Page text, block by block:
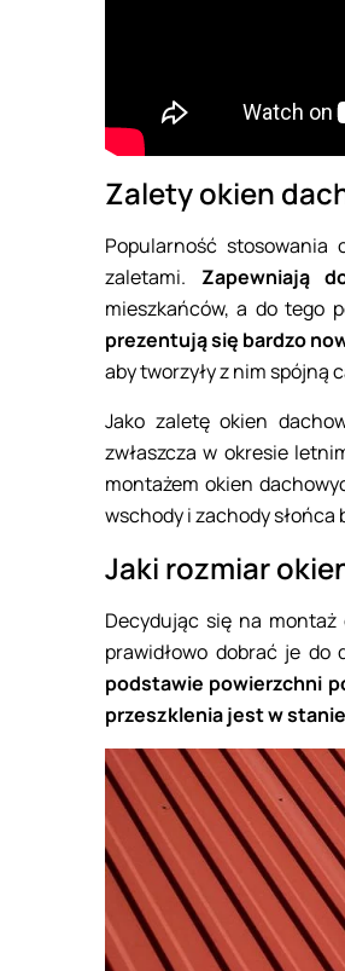
Zalety okien
Popularność
zaletami. Zapewniają
mieszkańców, a do tego
prezentują się bardzo
aby tworzyły z nim spójną
Jako zaletę okien
zwłaszcza w okresie
montażem okien
wschody i zachody
Jaki rozmiar
Decydując się na
prawidłowo dobrać je do
podstawie powierzchni
przeszklenia jest w